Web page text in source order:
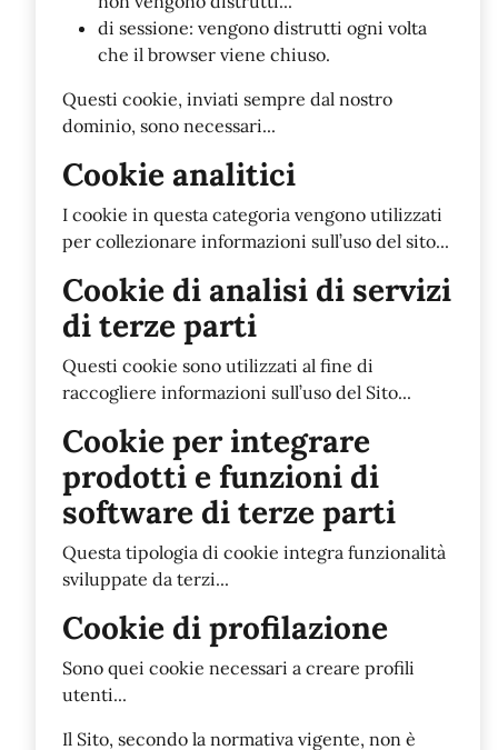
di sessione: vengono distrutti ogni volta
che il browser viene chiuso.
Questi cookie, inviati sempre dal nostro
dominio, sono necessari...
Cookie analitici
I cookie in questa categoria vengono utilizzati
per collezionare informazioni sull’uso del sito...
Cookie di analisi di servizi
di terze parti
Questi cookie sono utilizzati al fine di
raccogliere informazioni sull’uso del Sito...
Cookie per integrare
prodotti e funzioni di
software di terze parti
Questa tipologia di cookie integra funzionalità
sviluppate da terzi...
Cookie di profilazione
Sono quei cookie necessari a creare profili
utenti...
Il Sito, secondo la normativa vigente, non è